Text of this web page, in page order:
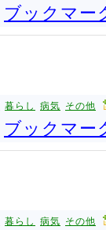
ブックマー
暮らし 病気 その他
ブックマー
暮らし 病気 その他